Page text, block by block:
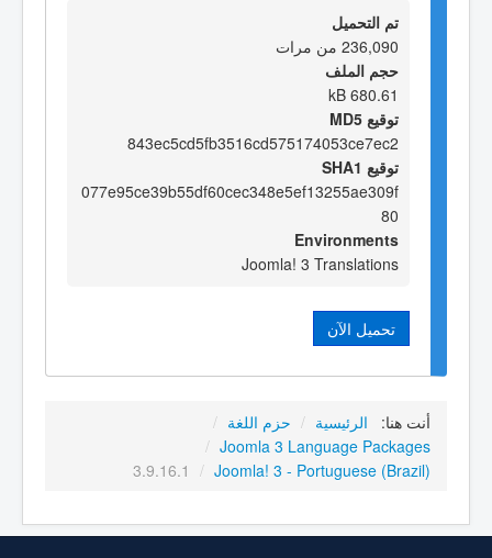
تم التحميل
236,090 من مرات
حجم الملف
680.61 kB
توقيع MD5
843ec5cd5fb3516cd575174053ce7ec2
توقيع SHA1
077e95ce39b55df60cec348e5ef13255ae309f
80
Environments
Joomla! 3 Translations
تحميل الآن
أنت هنا: الرئيسية / حزم اللغة /
Joomla 3 Language Packages
/
Joomla! 3 - Portuguese (Brazil)
/
3.9.16.1